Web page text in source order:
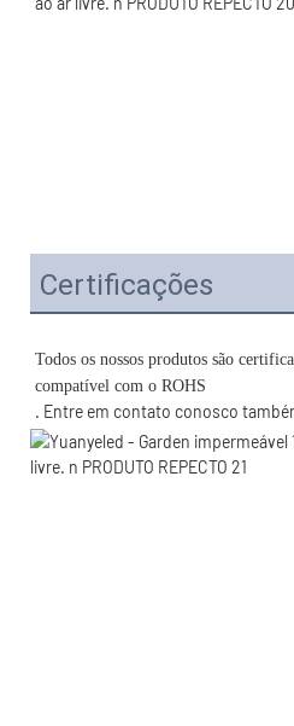
Certificações
Todos os nossos produtos são
. Entre em contato conosco